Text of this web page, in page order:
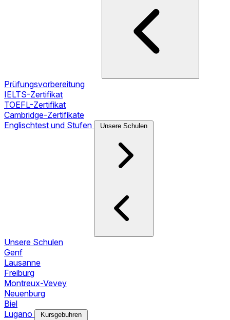
Prüfungsvorbereitung
IELTS-Zertifikat
TOEFL-Zertifikat
Cambridge-Zertifikate
Englischtest und Stufen
Unsere Schulen
Unsere Schulen
Genf
Lausanne
Freiburg
Montreux-Vevey
Neuenburg
Biel
Lugano
Kursgebuhren